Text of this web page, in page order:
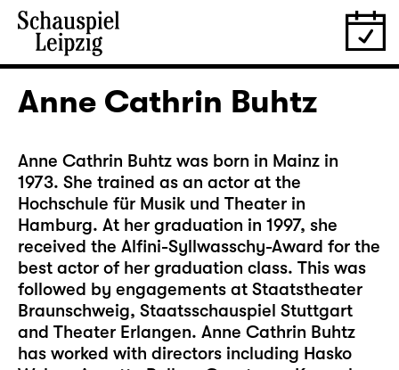
Anne Cathrin Buhtz
Anne Cathrin Buhtz was born in Mainz in
1973. She trained as an actor at the
Hochschule für Musik und Theater in
Hamburg. At her graduation in 1997, she
received the Alfini-Syllwasschy-Award for the
best actor of her graduation class. This was
followed by engagements at Staatstheater
Braunschweig, Staatsschauspiel Stuttgart
and Theater Erlangen. Anne Cathrin Buhtz
has worked with directors including Hasko